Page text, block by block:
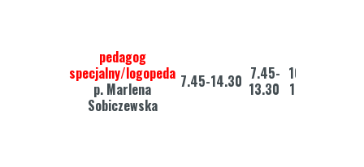
pedagog
specjalny/logopeda
p. Marlena
Sobiczewska
7.45-14.30 7.45-
13.30
10.20-
14.30